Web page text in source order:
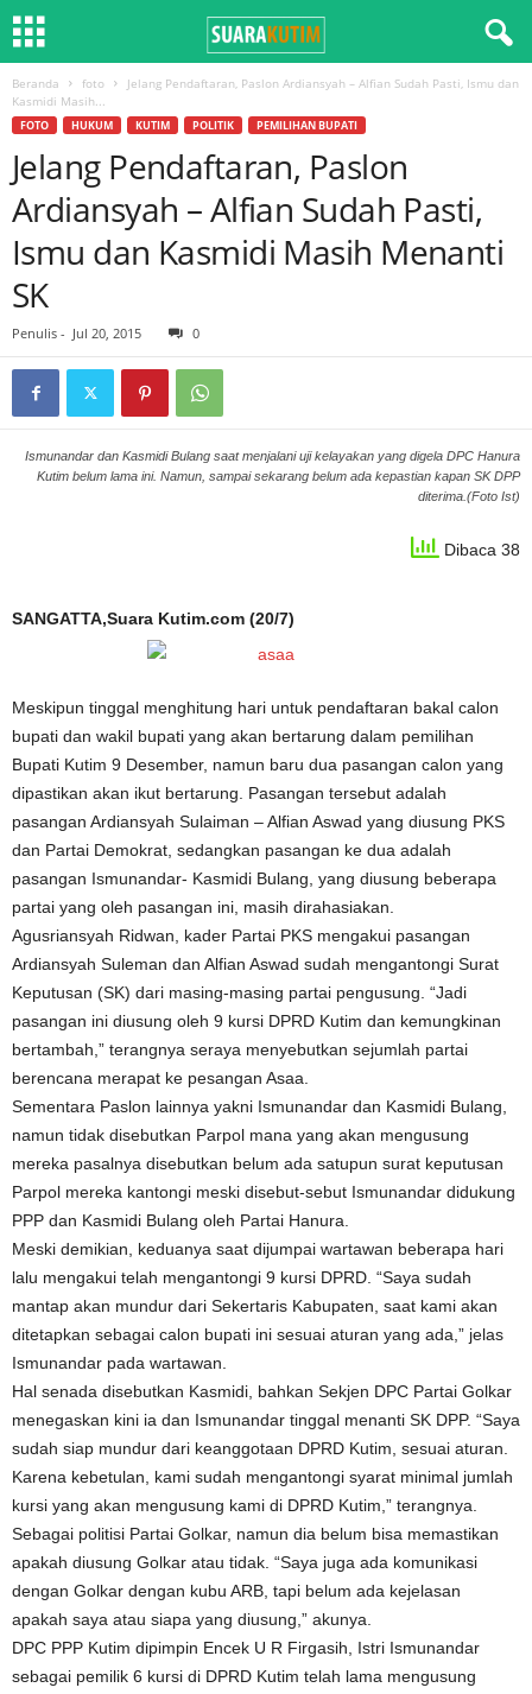
Beranda foto
Jelang Pendaftaran, Paslon Ardiansyah – Alfian Sudah Pasti, Ismu dan
Kasmidi Masih...
FOTO HUKUM KUTIM POLITIK PEMILIHAN BUPATI
Jelang Pendaftaran, Paslon
Ardiansyah – Alfian Sudah Pasti,
Ismu dan Kasmidi Masih Menanti
SK
Penulis - Jul 20, 2015 0
Ismunandar dan Kasmidi Bulang saat menjalani uji kelayakan yang digela DPC Hanura
Kutim belum lama ini. Namun, sampai sekarang belum ada kepastian kapan SK DPP
diterima.(Foto Ist)
Dibaca 38
SANGATTA,Suara Kutim.com (20/7)
Meskipun tinggal menghitung hari untuk pendaftaran bakal calon
bupati dan wakil bupati yang akan bertarung dalam pemilihan
Bupati Kutim 9 Desember, namun baru dua pasangan calon yang
dipastikan akan ikut bertarung. Pasangan tersebut adalah
pasangan Ardiansyah Sulaiman – Alfian Aswad yang diusung PKS
dan Partai Demokrat, sedangkan pasangan ke dua adalah
pasangan Ismunandar- Kasmidi Bulang, yang diusung beberapa
partai yang oleh pasangan ini, masih dirahasiakan.
Agusriansyah Ridwan, kader Partai PKS mengakui pasangan
Ardiansyah Suleman dan Alfian Aswad sudah mengantongi Surat
Keputusan (SK) dari masing-masing partai pengusung. “Jadi
pasangan ini diusung oleh 9 kursi DPRD Kutim dan kemungkinan
bertambah,” terangnya seraya menyebutkan sejumlah partai
berencana merapat ke pesangan Asaa.
Sementara Paslon lainnya yakni Ismunandar dan Kasmidi Bulang,
namun tidak disebutkan Parpol mana yang akan mengusung
mereka pasalnya disebutkan belum ada satupun surat keputusan
Parpol mereka kantongi meski disebut-sebut Ismunandar didukung
PPP dan Kasmidi Bulang oleh Partai Hanura.
Meski demikian, keduanya saat dijumpai wartawan beberapa hari
lalu mengakui telah mengantongi 9 kursi DPRD. “Saya sudah
mantap akan mundur dari Sekertaris Kabupaten, saat kami akan
ditetapkan sebagai calon bupati ini sesuai aturan yang ada,” jelas
Ismunandar pada wartawan.
Hal senada disebutkan Kasmidi, bahkan Sekjen DPC Partai Golkar
menegaskan kini ia dan Ismunandar tinggal menanti SK DPP. “Saya
sudah siap mundur dari keanggotaan DPRD Kutim, sesuai aturan.
Karena kebetulan, kami sudah mengantongi syarat minimal jumlah
kursi yang akan mengusung kami di DPRD Kutim,” terangnya.
Sebagai politisi Partai Golkar, namun dia belum bisa memastikan
apakah diusung Golkar atau tidak. “Saya juga ada komunikasi
dengan Golkar dengan kubu ARB, tapi belum ada kejelasan
apakah saya atau siapa yang diusung,” akunya.
DPC PPP Kutim dipimpin Encek U R Firgasih, Istri Ismunandar
sebagai pemilik 6 kursi di DPRD Kutim telah lama mengusung